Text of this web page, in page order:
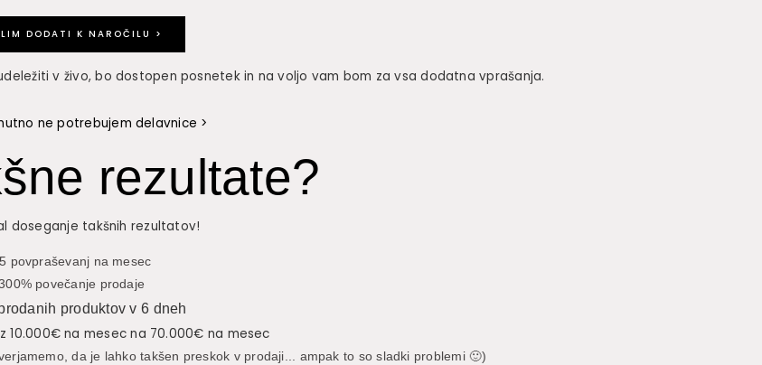
DODATI K NAROČILU >
v živo, bo dostopen posnetek in na voljo vam bom za vsa dodatna vprašanja.
ne potrebujem delavnice >
rezultate?
doseganje takšnih rezultatov!
povpraševanj na mesec
povečanje prodaje
produktov v 6 dneh
10.000€ na mesec na 70.000€ na mesec
da je lahko takšen preskok v prodaji... ampak to so sladki problemi 🙂)